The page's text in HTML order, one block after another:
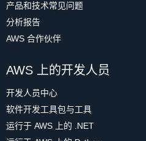
产品和技术常见问题
分析报告
AWS 合作伙伴
AWS 上的开发人员
开发人员中心
软件开发工具包与工具
运行于 AWS 上的 .NET